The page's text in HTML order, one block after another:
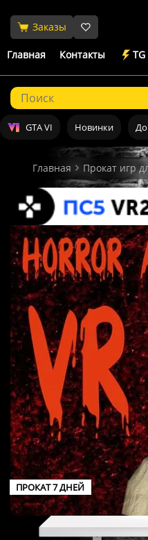
Заказы
Главная Контакты
GTA VI Новинки До
Главная Прокат игр
ПРОКАТ 7 ДНЕЙ